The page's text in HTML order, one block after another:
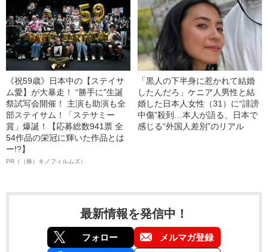
《祝59歳》日本中の【ステイサ
ム愛】が大暴走！ “勝手に”生誕
祭試写会開催！ 主演も助演も全
部ステイサム！「ステサミー
賞」爆誕！【応募総数941票 全
54作品の栄冠に輝いた作品とは
ー!?】
PR（（株）キノフィルムズ）
「黒人の下半身に惹かれて結婚
したんだろ」ケニア人男性と結
婚した日本人女性（31）に“誹謗
中傷”殺到…本人が語る、日本で
感じる“外国人差別”のリアル
最新情報を発信中！
フォロー メルマガ登録